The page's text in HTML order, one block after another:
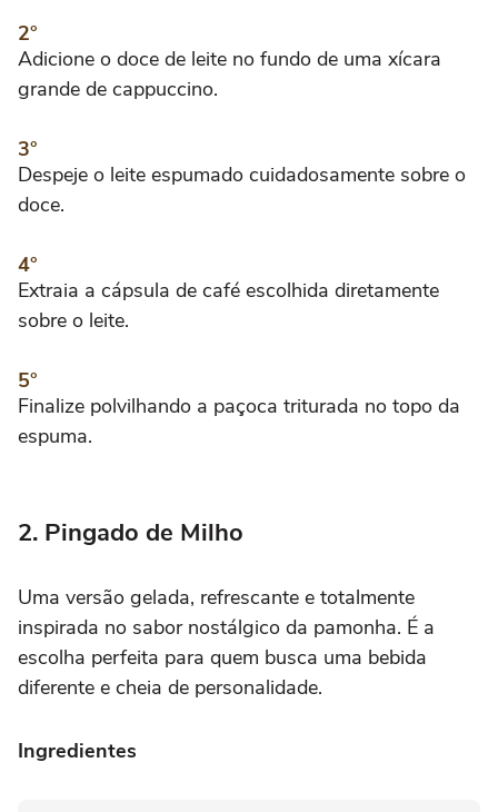
Adicione o doce de leite no fundo de uma xícara
grande de cappuccino.
Despeje o leite espumado cuidadosamente sobre o
doce.
Extraia a cápsula de café escolhida diretamente
sobre o leite.
Finalize polvilhando a paçoca triturada no topo da
espuma.
2. Pingado de Milho
Uma versão gelada, refrescante e totalmente
inspirada no sabor nostálgico da pamonha. É a
escolha perfeita para quem busca uma bebida
diferente e cheia de personalidade.
Ingredientes